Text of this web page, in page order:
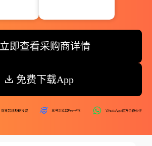
立即查看采购商详情
免费下载App